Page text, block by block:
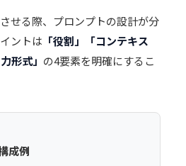
せる際、プロンプトの設計が分
ントは 「役割」「コンテキス
形式」 の4要素を明確にするこ
成例